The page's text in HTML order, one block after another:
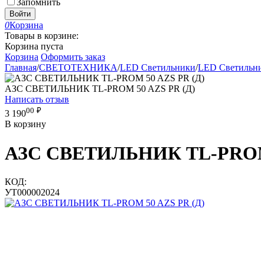
Запомнить
Войти
0Корзина
Товары в корзине:
Корзина пуста
Корзина Оформить заказ
Главная/СВЕТОТЕХНИКА/LED Светильники/LED
АЗС СВЕТИЛЬНИК TL-PROM 50 AZS PR (Д)
Написать отзыв
3 19000 ₽
В корзину
АЗС СВЕТИЛЬНИК TL-
КОД:
УТ000002024